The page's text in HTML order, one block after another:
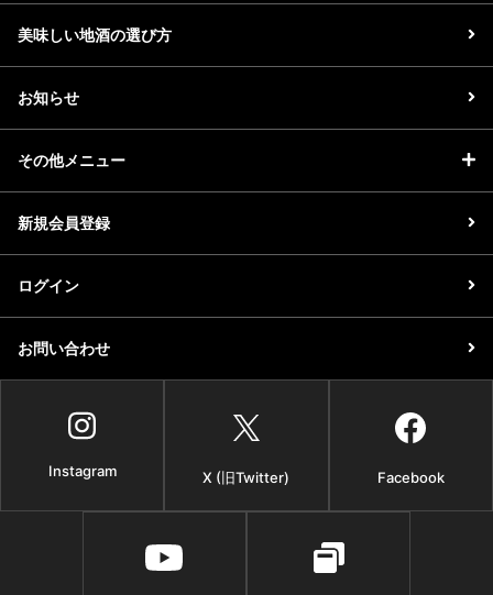
美味しい地酒の選び方
お知らせ
その他メニュー
新規会員登録
ログイン
お問い合わせ
Instagram X (旧Twitter) Facebook